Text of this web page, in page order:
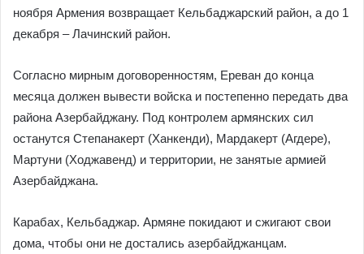
ноября Армения возвращает Кельбаджарский район, а до 1
декабря – Лачинский район.
Согласно мирным договоренностям, Ереван до конца
месяца должен вывести войска и постепенно передать два
района Азербайджану. Под контролем армянских сил
останутся Степанакерт (Ханкенди), Мардакерт (Агдере),
Мартуни (Ходжавенд) и территории, не занятые армией
Азербайджана.
Карабах, Кельбаджар. Армяне покидают и сжигают свои
дома, чтобы они не достались азербайджанцам.